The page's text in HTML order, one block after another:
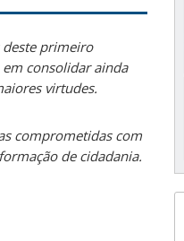
deste primeiro
em consolidar ainda
virtudes.
comprometidas com
de cidadania.